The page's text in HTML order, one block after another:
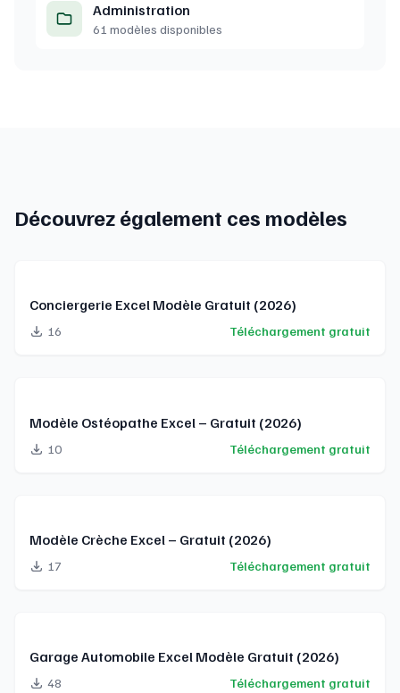
Administration
61 modèles disponibles
Découvrez également ces modèles
Conciergerie Excel Modèle Gratuit (2026)
16 Téléchargement gratuit
Modèle Ostéopathe Excel – Gratuit (2026)
10 Téléchargement gratuit
Modèle Crèche Excel – Gratuit (2026)
17 Téléchargement gratuit
Garage Automobile Excel Modèle Gratuit (2026)
48 Téléchargement gratuit